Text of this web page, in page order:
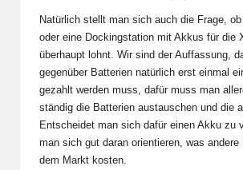
Natürlich stellt man sich auch die Frage,
oder eine Dockingstation mit Akkus für die
überhaupt lohnt. Wir sind der Auffassung,
gegenüber Batterien natürlich erst einmal
gezahlt werden muss, dafür muss man
ständig die Batterien austauschen und die
Entscheidet man sich dafür einen Akku zu
man sich gut daran orientieren, was andere
dem Markt kosten.